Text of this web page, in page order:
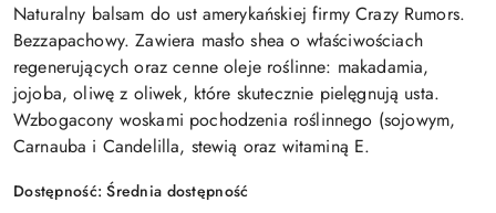
Naturalny balsam do ust amerykańskiej firmy Crazy Rumors.
Bezzapachowy. Zawiera masło shea o właściwościach
regenerujących oraz cenne oleje roślinne: makadamia,
jojoba, oliwę z oliwek, które skutecznie pielęgnują usta.
Wzbogacony woskami pochodzenia roślinnego (sojowym,
Carnauba i Candelilla, stewią oraz witaminą E.
Dostępność:Średnia dostępność